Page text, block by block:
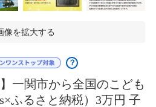
像を拡大する
？
一関市から全国のこども
ふるさと納税）3万円 子